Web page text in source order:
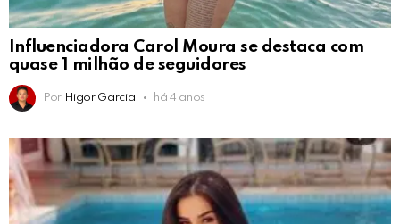
Influenciadora Carol Moura se destaca com
quase 1 milhão de seguidores
Por Higor Garcia há 4 anos